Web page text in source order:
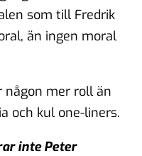
som till Fredrik
än ingen moral
någon mer roll än
och kul one-liners.
inte Peter